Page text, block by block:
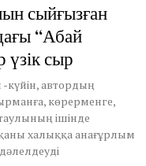
сыйғызған
“Абай
үзік сыр
-күйін, автордың
көрерменге,
ішінде
халыққа анағұрлым